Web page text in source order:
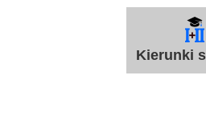
Kierunki